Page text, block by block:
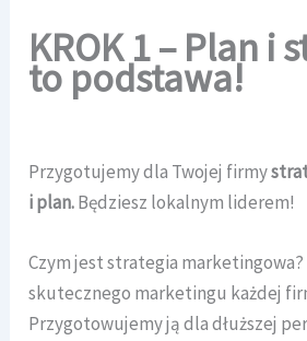
KROK 1 – Plan i
to podstawa!
Przygotujemy dla Twojej firmy
i plan.Będziesz lokalnym liderem!
Czym jest strategia
skutecznego marketingu każdej
Przygotowujemy ją dla dłuższej